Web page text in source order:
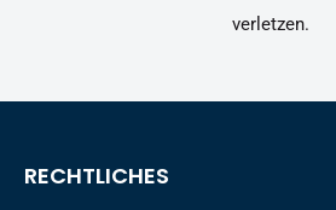
verletzen.
RECHTLICHES